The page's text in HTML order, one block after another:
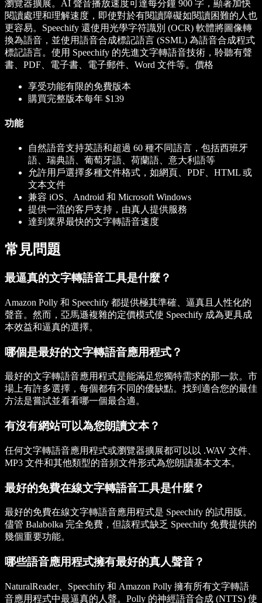
瀏覽器擴展。AI 聲音播放速度可達每分鐘 900 字，顯著加快
閱讀處理和理解速度，即使對於有閱讀障礙如閱讀困難的人也
更容易。Speechify 還使用光學字符識別 (OCR) 軟體將圖像轉
換為語音，並使用語音合成標記語言 (SSML) 為語音合成程式
標記語言。使用 Speechify 的先進文字轉語音技術，聆聽有聲
書、PDF、電子書、電子郵件、Word 文件等。 價格
享受功能有限的免費版本
購買完整版本每年 $139
功能
自然語音支持英語和超過 60 種不同語言，包括西班牙
語、瑞典語、葡萄牙語、荷蘭語、意大利語等
允許用戶選擇多種文件格式，如網頁、PDF、HTML 或
文本文件
兼容 iOS、Android 和 Microsoft Windows
提供一流的客戶支持，由真人提供服務
達到業界最快的文字轉語音速度
常見問題
最逼真的文字轉語音工具是什麼？
Amazon Polly 和 Speechify 都提供極其準確、逼真且人性化的
聲音。然而，亞馬遜複雜的定價模式使 Speechify 成為更具成
本效益和逼真的選擇。
哪個是最好的文字轉語音應用程式？
最好的文字轉語音應用程式是能滿足您獨特需求的那一款。市
場上有許多選擇，每個都有不同的優缺點。找到適合您的最佳
方法是嘗試並看看哪一個最合適。
有沒有網站可以為您朗讀文本？
任何文字轉語音應用程式或瀏覽器擴展都可以以 .WAV 文件、
MP3 文件和其他類型的音頻文件形式為您朗讀基本文本。
最好的免費在線文字轉語音工具是什麼？
最好的免費在線文字轉語音應用程式是 Speechify 的試用版。
儘管 Balabolka 完全免費，但該程式缺乏 Speechify 免費提供的
幾個重要功能。
哪些語音應用程式擁有最好的真人聲音？
NaturalReader、Speechify 和 Amazon Polly 擁有所有文字轉語
音應用程式中最逼真的人聲。Polly 的神經語音合成 (NTTS) 使